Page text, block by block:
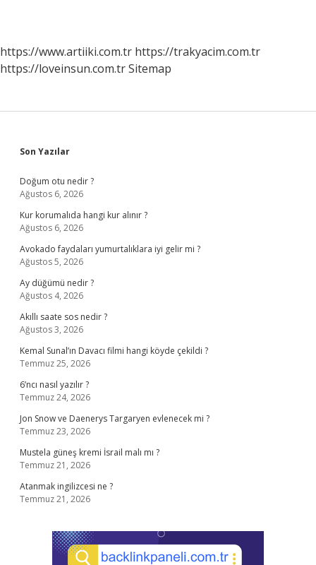
https://www.artiiki.com.tr https://trakyacim.com.tr
https://loveinsun.com.trSitemap
Sidebar
Son Yazılar
Doğum otu nedir ?
Ağustos 6, 2026
Kur korumalıda hangi kur alınır ?
Ağustos 6, 2026
Avokado faydaları yumurtalıklara iyi gelir mi ?
Ağustos 5, 2026
Ay düğümü nedir ?
Ağustos 4, 2026
Akıllı saate sos nedir ?
Ağustos 3, 2026
Kemal Sunal’ın Davacı filmi hangi köyde çekildi ?
Temmuz 25, 2026
6’ncı nasıl yazılır ?
Temmuz 24, 2026
Jon Snow ve Daenerys Targaryen evlenecek mi ?
Temmuz 23, 2026
Mustela güneş kremi İsrail malı mı ?
Temmuz 21, 2026
Atanmak ingilizcesi ne ?
Temmuz 21, 2026